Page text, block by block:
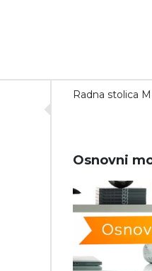
Radna stolica
Osnovni